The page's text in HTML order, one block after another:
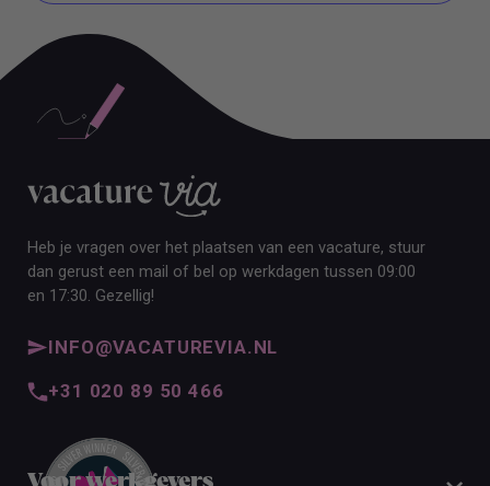
Heb je vragen over het plaatsen van een vacature, stuur
dan gerust een mail of bel op werkdagen tussen 09:00
en 17:30. Gezellig!
INFO@VACATUREVIA.NL
+31 020 89 50 466